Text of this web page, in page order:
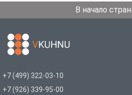
В начало
+7 (499) 322-03-10
+7 (926) 339-95-00